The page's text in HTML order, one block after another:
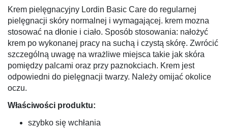
Krem pielęgnacyjny Lordin Basic Care do regularnej
pielęgnacji skóry normalnej i wymagającej. krem mozna
stosować na dłonie i ciało. Sposób stosowania: nałożyć
krem po wykonanej pracy na suchą i czystą skórę. Zwrócić
szczególną uwagę na wrażliwe miejsca takie jak skóra
pomiędzy palcami oraz przy paznokciach. Krem jest
odpowiedni do pielęgnacji twarzy. Należy omijać okolice
oczu.
Właściwości produktu:
szybko się wchłania